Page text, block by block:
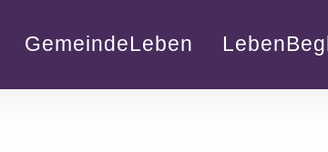
GemeindeLeben